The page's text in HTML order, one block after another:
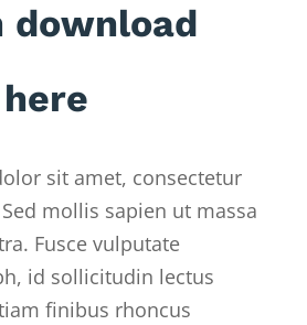
download
sit amet, consectetur
mollis sapien ut massa
Fusce vulputate
id sollicitudin lectus
finibus rhoncus